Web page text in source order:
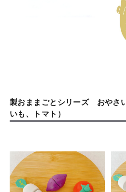
製おままごとシリーズ おやさ
いも、トマト）